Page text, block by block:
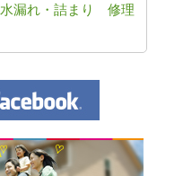
水漏れ・詰まり 修理